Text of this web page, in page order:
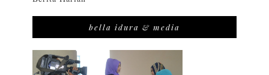
bella idura & media